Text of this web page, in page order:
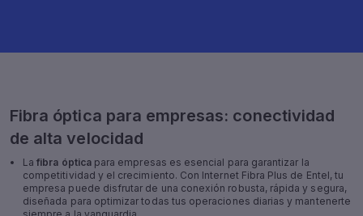
Fibra óptica para empresas: conectividad
de alta velocidad
Lafibra ópticapara empresas es esencial para garantizar la
competitividad y el crecimiento. Con Internet Fibra Plus de Entel, tu
empresa puede disfrutar de una conexión robusta, rápida y segura,
diseñada para optimizar todas tus operaciones diarias y mantenerte